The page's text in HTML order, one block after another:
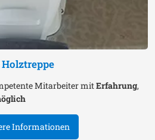
Mitarbeiter mitErfahrung,
Informationen